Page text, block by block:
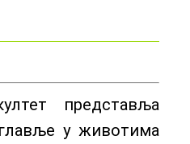
представља
у животима